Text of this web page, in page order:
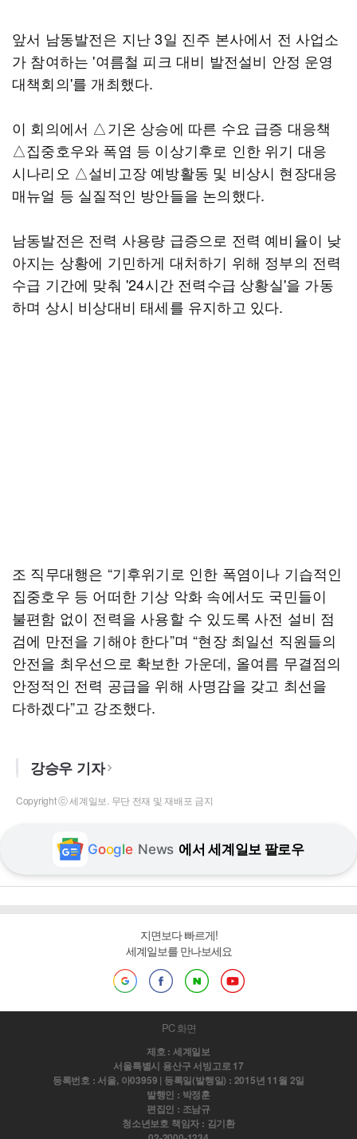
앞서 남동발전은 지난 3일 진주 본사에서 전 사업소
가 참여하는 '여름철 피크 대비 발전설비 안정 운영
대책회의'를 개최했다.
이 회의에서 △기온 상승에 따른 수요 급증 대응책
△집중호우와 폭염 등 이상기후로 인한 위기 대응
시나리오 △설비고장 예방활동 및 비상시 현장대응
매뉴얼 등 실질적인 방안들을 논의했다.
남동발전은 전력 사용량 급증으로 전력 예비율이 낮
아지는 상황에 기민하게 대처하기 위해 정부의 전력
수급 기간에 맞춰 '24시간 전력수급 상황실'을 가동
하며 상시 비상대비 태세를 유지하고 있다.
조 직무대행은 “기후위기로 인한 폭염이나 기습적인
집중호우 등 어떠한 기상 악화 속에서도 국민들이
불편함 없이 전력을 사용할 수 있도록 사전 설비 점
검에 만전을 기해야 한다”며 “현장 최일선 직원들의
안전을 최우선으로 확보한 가운데, 올여름 무결점의
안정적인 전력 공급을 위해 사명감을 갖고 최선을
다하겠다”고 강조했다.
강승우 기자
Copyright ⓒ 세계일보. 무단 전재 및 재배포 금지
Google News 에서 세계일보 팔로우
지면보다 빠르게!
세계일보를 만나보세요
PC 화면
제호 : 세계일보
서울특별시 용산구 서빙고로 17
등록번호 : 서울, 아03959 | 등록일(발행일) : 2015년 11월 2일
발행인 : 박정훈
편집인 : 조남규
청소년보호 책임자 : 김기환